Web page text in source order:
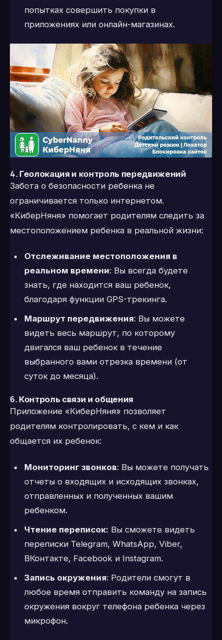
попытках совершить покупки в
приложениях или онлайн-магазинах.
4. Геолокация и контроль передвижений
Забота о безопасности ребенка не
ограничивается только интернетом.
«КиберНяня» помогает родителям следить за
местоположением ребенка в реальной жизни:
Отслеживание местоположения в
реальном времени: Вы всегда будете
знать, где находится ваш ребенок,
благодаря функции GPS-трекинга.
Маршрут передвижения: Вы можете
видеть весь маршрут, по которому
двигался ваш ребенок в течение
выбранного вами отрезка времени (от
суток до месяца).
6. Контроль связи и общения
Приложение «КиберНяня» позволяет
родителям контролировать, с кем и как
общается их ребенок:
Мониторинг звонков: Вы можете получать
отчеты о входящих и исходящих звонках,
отправленных и полученных вашим
ребенком.
Чтение переписок: Вы сможете видеть
переписки Telegram, WhatsApp, Viber,
ВКонтакте, Facebook и Instagram.
Запись окружения: Родители смогут в
любое время отправить команду на запись
окружения вокруг телефона ребенка через
микрофон.